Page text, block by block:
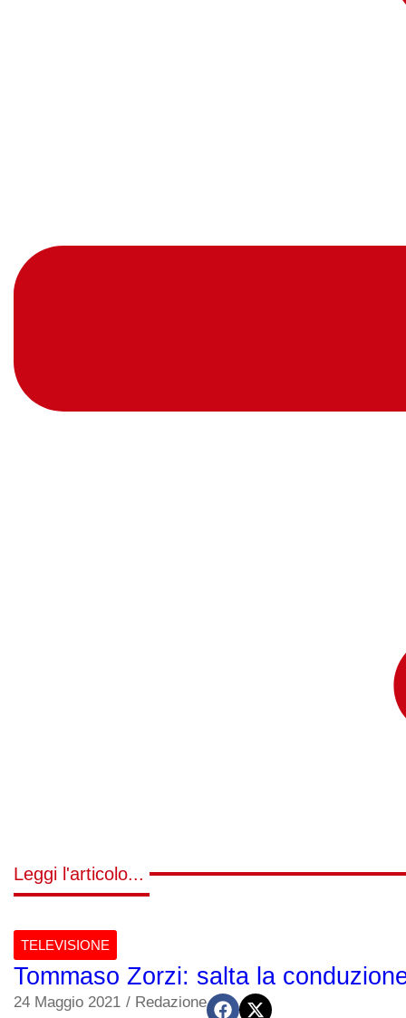
Leggi l'articolo...
TELEVISIONE
Tommaso Zorzi: salta la
24 Maggio 2021 / Redazione